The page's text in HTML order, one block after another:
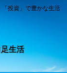
投資」で豊かな生活
生活